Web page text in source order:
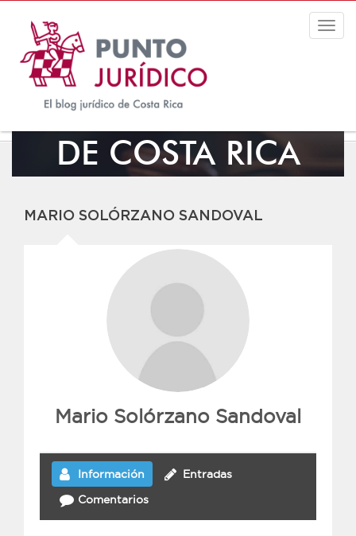
EL BLOG JURÍDICO
DE COSTA RICA
MARIO SOLÓRZANO SANDOVAL
Mario Solórzano Sandoval
Información
Entradas
Comentarios